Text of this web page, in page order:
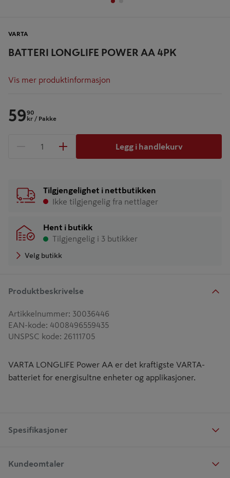
BATTERI LONGLIFE POWER AA 4PK
VARTA
Vis mer produktinformasjon
5990
kr / Pakke
1 produkter
Legg i handlekurv
Tilgjengelighet i nettbutikken
Ikke tilgjengelig fra nettlager
Hent i butikk
Tilgjengelig i 3 butikker
Velg butikk
Produktbeskrivelse
Artikkelnummer: 30036446
EAN-kode: 4008496559435
UNSPSC kode: 26111705
VARTA LONGLIFE Power AA er det kraftigste VARTA-
batteriet for energisultne enheter og applikasjoner.
Spesifikasjoner
Kundeomtaler